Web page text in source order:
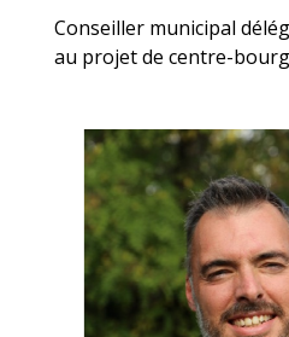
Conseiller municipal
au projet de centre-bourg